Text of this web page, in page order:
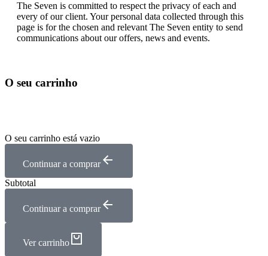
The Seven is committed to respect the privacy of each and
every of our client. Your personal data collected through this
page is for the chosen and relevant The Seven entity to send
communications about our offers, news and events.
O seu carrinho
O seu carrinho está vazio
Continuar a comprar
Subtotal
Continuar a comprar
Ver carrinho